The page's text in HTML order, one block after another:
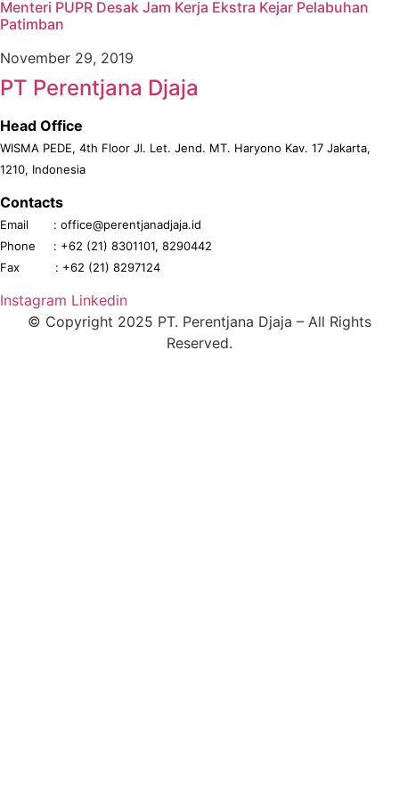
Menteri PUPR Desak Jam Kerja Ekstra Kejar Pelabuhan
Patimban
November 29, 2019
PT Perentjana Djaja
Head Office
WISMA PEDE, 4th Floor Jl. Let. Jend. MT. Haryono Kav. 17 Jakarta,
1210, Indonesia
Contacts
Email : office@perentjanadjaja.id
Phone : +62 (21) 8301101, 8290442
Fax : +62 (21) 8297124
Instagram Linkedin
© Copyright 2025 PT. Perentjana Djaja – All Rights
Reserved.